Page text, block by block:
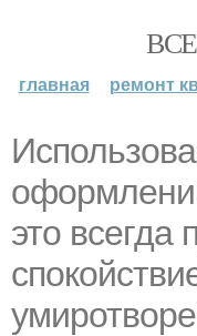
главная ремонт
это всегда